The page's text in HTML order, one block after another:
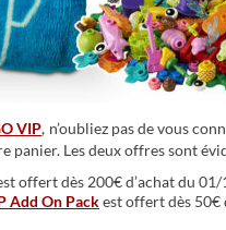
VIP, n’oubliez pas de vous
panier. Les deux offres sont
offert dès 200€ d’achat du
Add On Packest offert dès 50€